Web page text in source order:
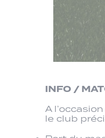
INFO /
A
le club